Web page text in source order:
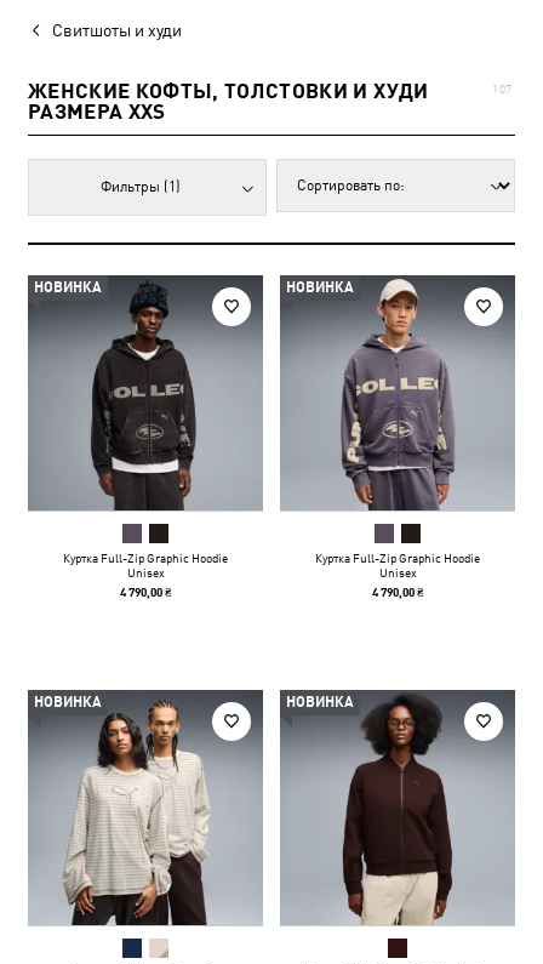
Свитшоты и худи
ЖЕНСКИЕ КОФТЫ, ТОЛСТОВКИ И ХУДИ
РАЗМЕРА XXS
107
Фильтры (1)
НОВИНКА
Куртка Full-Zip Graphic Hoodie
Unisex
4 790,00 ₴
НОВИНКА
Куртка Full-Zip Graphic Hoodie
Unisex
4 790,00 ₴
НОВИНКА НОВИНКА